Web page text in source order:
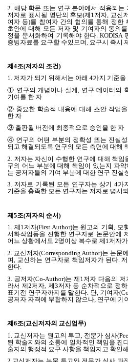
2. 해당 학문 또는 연구 분야에서 적용되는
저자로 표시될 명단의 후보(제 1 저자 교신
여자 등)를 참여자 간의 협의를 통해 정한
초안에 대해 모든 저자 및 기여자의 동의
정을 문서화하여 기록해야 한다. KODISA
증빙자료를 요구할 수있으며
요구시 즉시
제 4조(저자의 조건 )
1. 저자가 되기 위해서는 아래 4가지 기준
① 연구의 개념이나 설계, 연구 데이터의
기여를 한 자
② 중요한 학술적 내용에 대해 초안 작업
한 자
③ 출판될 버전에 최종적으로 승인을 한 자
④ 연구의 어떤 부분의 정확성 또는 진실
되고 해결되도록 연구의 모든 측면에 대해
2. 저자는 자신이 수행한 연구에 대해 책임
구의 어느 부분에 대해 책임이 있는지 파
는 공저자들의 기여 부분에 대한 연구 진실
3. 저자로 기록된 모든 연구자는 상기 4가
기준을 충족한 모든 연구자는 저자로 명시
제5조(저자의 순서)
1. 제1저자(First Author)는 원고의 기획, 모
서화작업등을 진행한 연구자로 논문안에
어느 상황에서도 2명이상 복수로 제1저자
2. 교신저자(Corresponding Author)는 논문
며, 교신하는 연구자로 책임저자가 된다.
한다.
3. 공저자(Co-Author)는 제1저자 다음의
라서 제2저자, 제3저자 등 순차적으로 정
표기전 연구자까지를 말한다. 단, 기여자
공저자 자격에 부합하지 않으나, 연구에 기
제 6조(교신저자의 교신업무)
1.
교신저자는 원고의 투고 전문가 심사
된 학술지와의 소통에 일차적인 책임을 진
술지의 행정적 요구 사항을 책임지고 확인